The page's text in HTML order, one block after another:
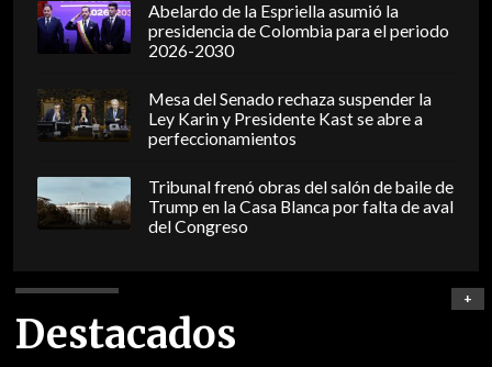
Abelardo de la Espriella asumió la
presidencia de Colombia para el periodo
2026-2030
Mesa del Senado rechaza suspender la
Ley Karin y Presidente Kast se abre a
perfeccionamientos
Tribunal frenó obras del salón de baile de
Trump en la Casa Blanca por falta de aval
del Congreso
Destacados
+